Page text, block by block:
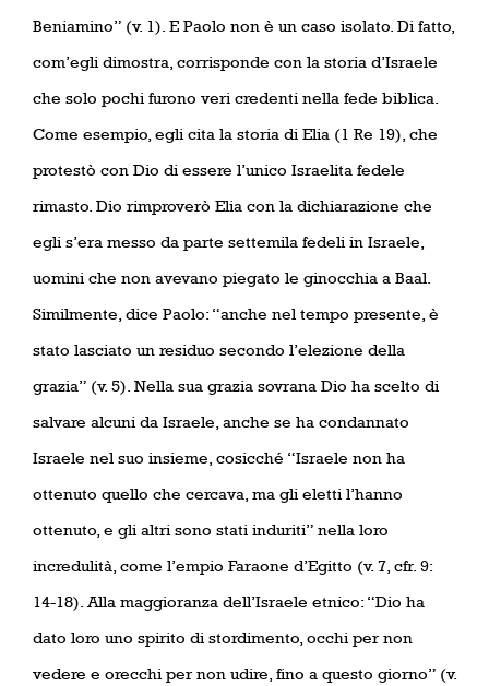
Beniamino” (v. 1). E Paolo non è un caso isolato. Di fatto,
com’egli dimostra, corrisponde con la storia d’Israele
che solo pochi furono veri credenti nella fede biblica.
Come esempio, egli cita la storia di Elia (1 Re 19), che
protestò con Dio di essere l’unico Israelita fedele
rimasto. Dio rimproverò Elia con la dichiarazione che
egli s’era messo da parte settemila fedeli in Israele,
uomini che non avevano piegato le ginocchia a Baal.
Similmente, dice Paolo: “anche nel tempo presente, è
stato lasciato un residuo secondo l’elezione della
grazia” (v. 5). Nella sua grazia sovrana Dio ha scelto di
salvare alcuni da Israele, anche se ha condannato
Israele nel suo insieme, cosicché “Israele non ha
ottenuto quello che cercava, ma gli eletti l’hanno
ottenuto, e gli altri sono stati induriti” nella loro
incredulità, come l’empio Faraone d’Egitto (v. 7, cfr. 9:
14-18). Alla maggioranza dell’Israele etnico: “Dio ha
dato loro uno spirito di stordimento, occhi per non
vedere e orecchi per non udire, fino a questo giorno” (v.